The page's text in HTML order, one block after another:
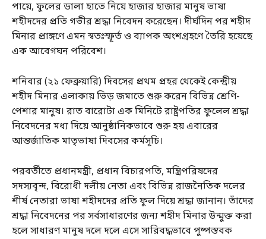
পায়ে, ফুলের ডালা হাতে নিয়ে হাজার হাজার মানুষ ভাষা
শহীদদের প্রতি গভীর শ্রদ্ধা নিবেদন করেছেন। দীর্ঘদিন পর শহীদ
মিনার প্রাঙ্গণে এমন স্বতঃস্ফূর্ত ও ব্যাপক অংশগ্রহণে তৈরি হয়েছে
এক আবেগঘন পরিবেশ।
শনিবার (২১ ফেব্রুয়ারি) দিবসের প্রথম প্রহর থেকেই কেন্দ্রীয়
শহীদ মিনার এলাকায় ভিড় জমাতে শুরু করেন বিভিন্ন শ্রেণি-
পেশার মানুষ। রাত বারোটা এক মিনিটে রাষ্ট্রপতির ফুলেল শ্রদ্ধা
নিবেদনের মধ্য দিয়ে আনুষ্ঠানিকভাবে শুরু হয় এবারের
আন্তর্জাতিক মাতৃভাষা দিবসের কর্মসূচি।
পরবর্তীতে প্রধানমন্ত্রী, প্রধান বিচারপতি, মন্ত্রিপরিষদের
সদস্যবৃন্দ, বিরোধী দলীয় নেতা এবং বিভিন্ন রাজনৈতিক দলের
শীর্ষ নেতারা ভাষা শহীদদের প্রতি ফুল দিয়ে শ্রদ্ধা জানান। তাঁদের
শ্রদ্ধা নিবেদনের পর সর্বসাধারণের জন্য শহীদ মিনার উন্মুক্ত করা
হলে সাধারণ মানুষ দলে দলে এসে সারিবদ্ধভাবে পুষ্পস্তবক